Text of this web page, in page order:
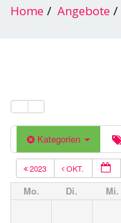
Home Angebote
Kategorien
2023 OKT.
Mo. Di. Mi.